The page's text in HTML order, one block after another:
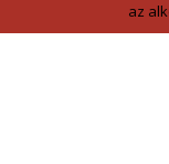
az